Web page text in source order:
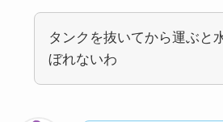
タンクを抜いてから運ぶと
ぼれないわ